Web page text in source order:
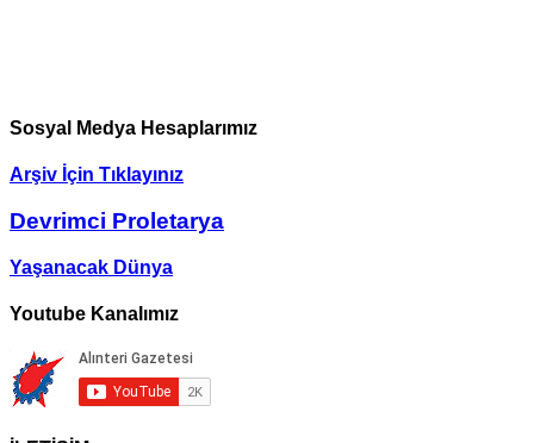
Sosyal Medya Hesaplarımız
Arşiv İçin Tıklayınız
Devrimci Proletarya
Yaşanacak Dünya
Youtube Kanalımız